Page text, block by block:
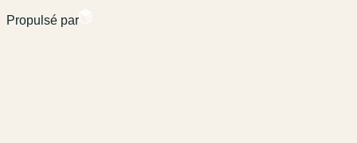
Propulsé par